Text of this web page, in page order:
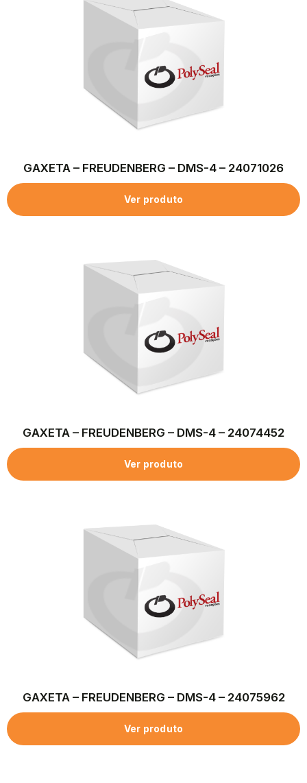
GAXETA – FREUDENBERG – DMS-4 – 24071026
Ver produto
GAXETA – FREUDENBERG – DMS-4 – 24074452
Ver produto
GAXETA – FREUDENBERG – DMS-4 – 24075962
Ver produto